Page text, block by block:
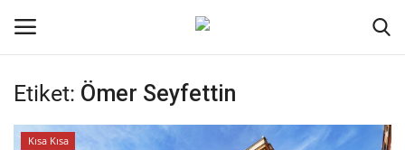
Oturum aç Kayıt ol
Etiket: Ömer Seyfettin
Kısa Kısa